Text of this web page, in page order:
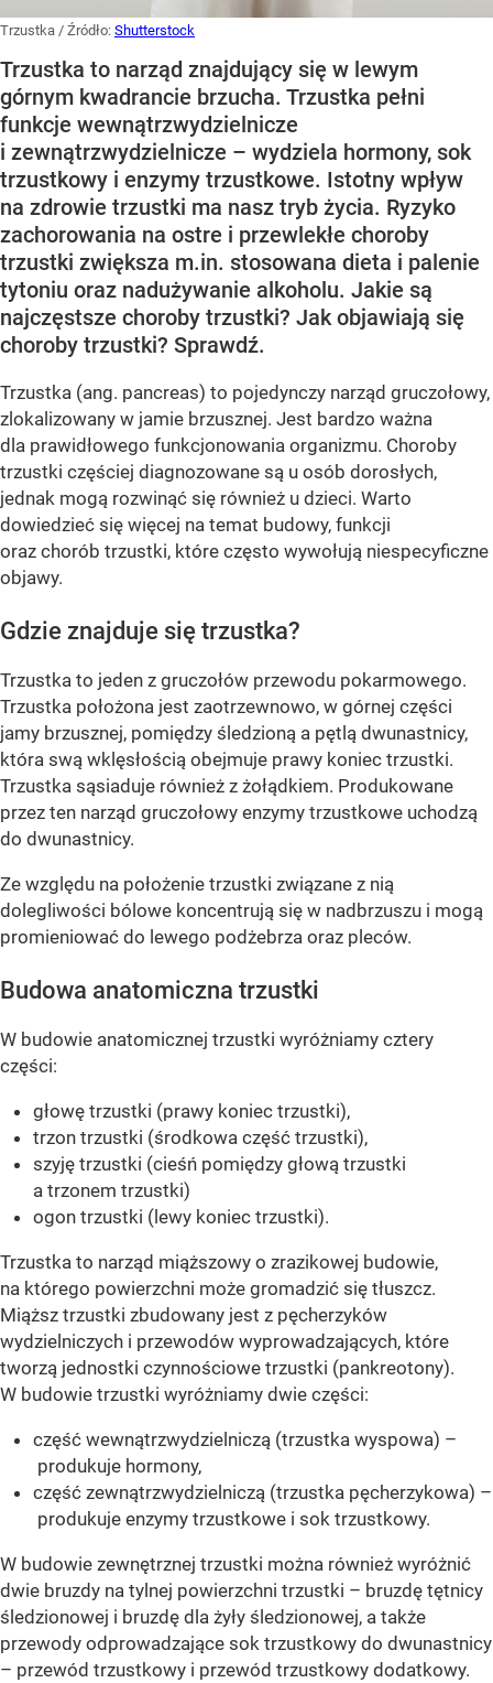
Trzustka / Źródło: Shutterstock
Trzustka to narząd znajdujący się w lewym
górnym kwadrancie brzucha. Trzustka pełni
funkcje wewnątrzwydzielnicze
i zewnątrzwydzielnicze – wydziela hormony, sok
trzustkowy i enzymy trzustkowe. Istotny wpływ
na zdrowie trzustki ma nasz tryb życia. Ryzyko
zachorowania na ostre i przewlekłe choroby
trzustki zwiększa m.in. stosowana dieta i palenie
tytoniu oraz nadużywanie alkoholu. Jakie są
najczęstsze choroby trzustki? Jak objawiają się
choroby trzustki? Sprawdź.
Trzustka (ang. pancreas) to pojedynczy narząd gruczołowy,
zlokalizowany w jamie brzusznej. Jest bardzo ważna
dla prawidłowego funkcjonowania organizmu. Choroby
trzustki częściej diagnozowane są u osób dorosłych,
jednak mogą rozwinąć się również u dzieci. Warto
dowiedzieć się więcej na temat budowy, funkcji
oraz chorób trzustki, które często wywołują niespecyficzne
objawy.
Gdzie znajduje się trzustka?
Trzustka to jeden z gruczołów przewodu pokarmowego.
Trzustka położona jest zaotrzewnowo, w górnej części
jamy brzusznej, pomiędzy śledzioną a pętlą dwunastnicy,
która swą wklęsłością obejmuje prawy koniec trzustki.
Trzustka sąsiaduje również z żołądkiem. Produkowane
przez ten narząd gruczołowy enzymy trzustkowe uchodzą
do dwunastnicy.
Ze względu na położenie trzustki związane z nią
dolegliwości bólowe koncentrują się w nadbrzuszu i mogą
promieniować do lewego podżebrza oraz pleców.
Budowa anatomiczna trzustki
W budowie anatomicznej trzustki wyróżniamy cztery
części:
głowę trzustki (prawy koniec trzustki),
trzon trzustki (środkowa część trzustki),
szyję trzustki (cieśń pomiędzy głową trzustki
a trzonem trzustki)
ogon trzustki (lewy koniec trzustki).
Trzustka to narząd miąższowy o zrazikowej budowie,
na którego powierzchni może gromadzić się tłuszcz.
Miąższ trzustki zbudowany jest z pęcherzyków
wydzielniczych i przewodów wyprowadzających, które
tworzą jednostki czynnościowe trzustki (pankreotony).
W budowie trzustki wyróżniamy dwie części:
część wewnątrzwydzielniczą (trzustka wyspowa) –
produkuje hormony,
część zewnątrzwydzielniczą (trzustka pęcherzykowa) –
produkuje enzymy trzustkowe i sok trzustkowy.
W budowie zewnętrznej trzustki można również wyróżnić
dwie bruzdy na tylnej powierzchni trzustki – bruzdę tętnicy
śledzionowej i bruzdę dla żyły śledzionowej, a także
przewody odprowadzające sok trzustkowy do dwunastnicy
– przewód trzustkowy i przewód trzustkowy dodatkowy.